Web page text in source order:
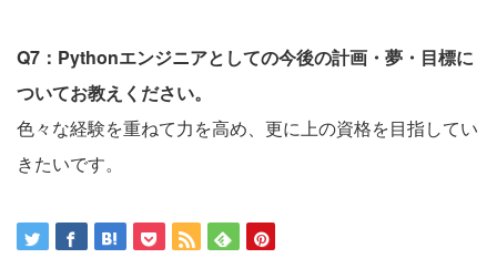
Q7：Pythonエンジニアとしての今後の計画・夢・目標に
ついてお教えください。
色々な経験を重ねて力を高め、更に上の資格を目指してい
きたいです。